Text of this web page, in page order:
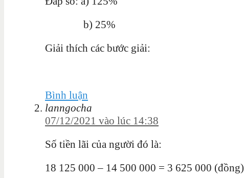
b) 25%
Giải thích các bước giải:
Bình luận
lanngocha
07/12/2021 vào lúc 14:38
Số tiền lãi của người đó là:
18 125 000 – 14 500 000 = 3 625 000 (đồng)